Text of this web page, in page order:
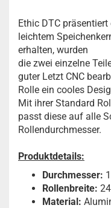
Ethic DTC
leichtem
erhalten, wurden
die zwei einzelne
guter Letzt CNC
Rolle ein cooles
Mit ihrer Standard
passt diese auf alle
Rollendurchmesser.
Produktdetails:
Durchmesser:
Rollenbreite:
Material: